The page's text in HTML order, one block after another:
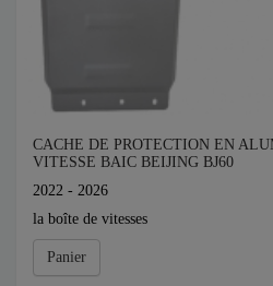
CACHE DE PROTECTION EN
VITESSE BAIC BEIJING BJ60
2022 - 2026
la boîte de vitesses
Panier